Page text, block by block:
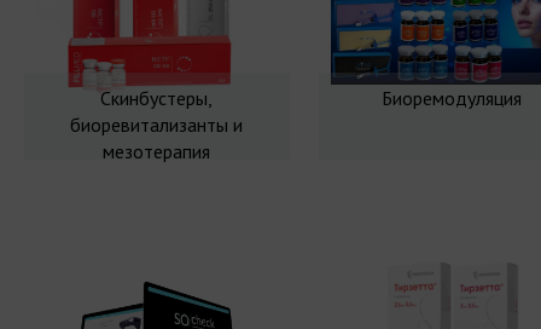
Скинбустеры,
биоревитализанты и
мезотерапия
Биоремодуляция